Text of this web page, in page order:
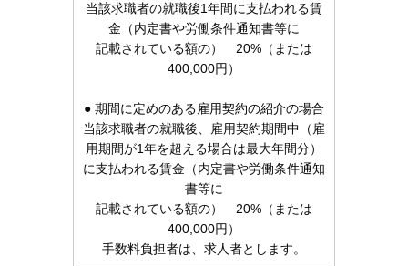
当該求職者の就職後1年間に支払われる賃
金（内定書や労働条件通知書等に
記載されている額の） 20%（または
400,000円）
● 期間に定めのある雇用契約の紹介の場合
当該求職者の就職後、雇用契約期間中（雇
用期間が1年を超える場合は最大年間分）
に支払われる賃金（内定書や労働条件通知
書等に
記載されている額の） 20%（または
400,000円）
手数料負担者は、求人者とします。